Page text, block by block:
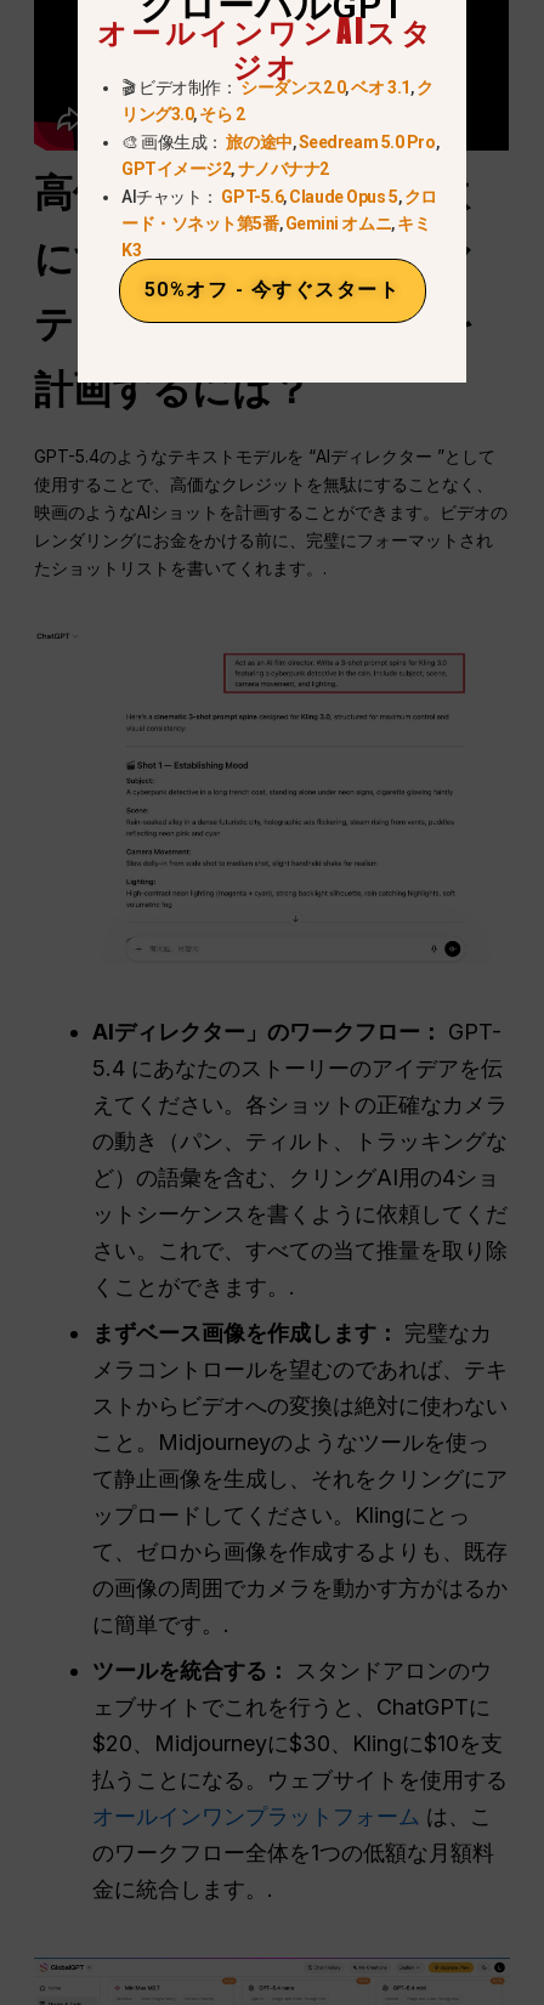
高価なクレジットを無駄
にすることなく、シネマ
ティックなAIショットを
計画するには？
GPT-5.4のようなテキストモデルを “AIディレクター ”として
使用することで、高価なクレジットを無駄にすることなく、
映画のようなAIショットを計画することができます。ビデオの
レンダリングにお金をかける前に、完璧にフォーマットされ
たショットリストを書いてくれます。.
AIディレクター」のワークフロー：
GPT-
5.4 にあなたのストーリーのアイデアを伝
えてください。各ショットの正確なカメラ
の動き（パン、ティルト、トラッキングな
ど）の語彙を含む、クリングAI用の4ショ
ットシーケンスを書くように依頼してくだ
さい。これで、すべての当て推量を取り除
くことができます。.
まずベース画像を作成します：
完璧なカ
メラコントロールを望むのであれば、テキ
ストからビデオへの変換は絶対に使わない
こと。Midjourneyのようなツールを使っ
て静止画像を生成し、それをクリングにア
ップロードしてください。Klingにとっ
て、ゼロから画像を作成するよりも、既存
の画像の周囲でカメラを動かす方がはるか
に簡単です。.
ツールを統合する：
スタンドアロンのウ
ェブサイトでこれを行うと、ChatGPTに
$20、Midjourneyに$30、Klingに$10を支
払うことになる。ウェブサイトを使用する
オールインワンプラットフォーム は、こ
のワークフロー全体を1つの低額な月額料
金に統合します。.
オールインワンAIスタ
ジオ
🎬 ビデオ制作：シーダンス2.0,ベオ 3.1,ク
リング3.0,そら 2
🎨 画像生成：旅の途中,Seedream 5.0 Pro,
GPTイメージ2,ナノバナナ2
AIチャット： GPT-5.6,Claude Opus 5,クロ
ード・ソネット第5番,Gemini オムニ,キミ
K3
50%オフ - 今すぐスタート